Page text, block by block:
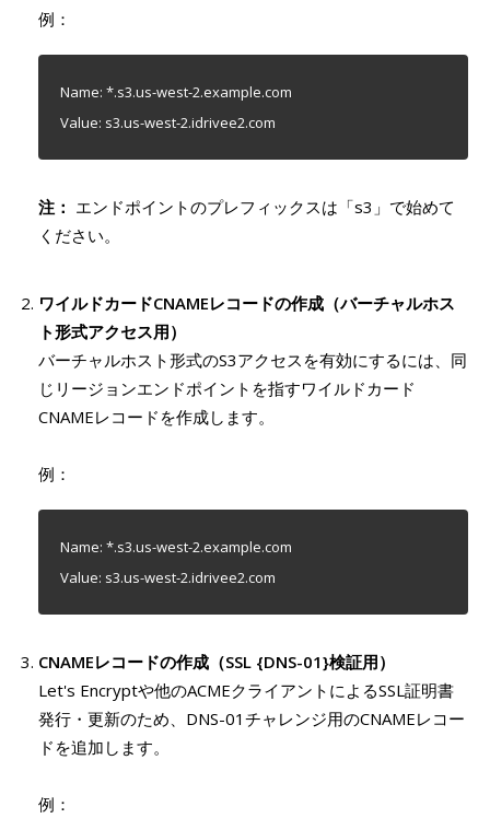
例：
Name: *.s3.us-west-2.example.com
Value: s3.us-west-2.idrivee2.com
注： エンドポイントのプレフィックスは「s3」で始めて
ください。
ワイルドカードCNAMEレコードの作成（バーチャルホス
ト形式アクセス用）
バーチャルホスト形式のS3アクセスを有効にするには、同
じリージョンエンドポイントを指すワイルドカード
CNAMEレコードを作成します。
例：
Name: *.s3.us-west-2.example.com
Value: s3.us-west-2.idrivee2.com
CNAMEレコードの作成（SSL {DNS-01}検証用）
Let's Encryptや他のACMEクライアントによるSSL証明書
発行・更新のため、DNS-01チャレンジ用のCNAMEレコー
ドを追加します。
例：